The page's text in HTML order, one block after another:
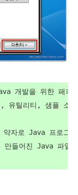
개발을 위한 패키
, 유틸리티, 샘플 소
자로 Java 프로그
들어진 Java 파일